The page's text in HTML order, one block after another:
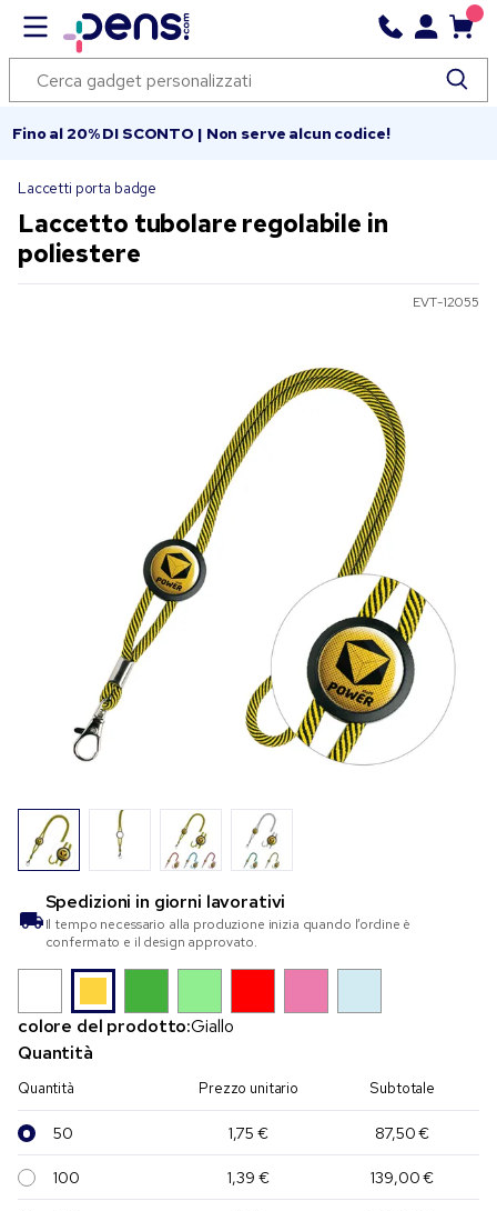
Fino al 20% DI SCONTO | Non serve alcun codice!
Laccetti porta badge
Laccetto tubolare regolabile in
poliestere
EVT-12055
Spedizioni in giorni lavorativi
Il tempo necessario alla produzione inizia quando l’ordine è
confermato e il design approvato.
colore del prodotto:Giallo
Quantità
Quantità Prezzo unitario Subtotale
50 1,75 € 87,50 €
100 1,39 € 139,00 €